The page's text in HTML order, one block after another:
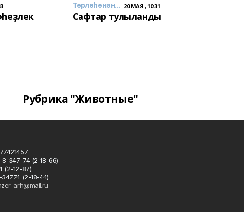
Төрлөһөнән... 20 МАЯ , 10:31
Сафтар тулыланды
Рубрика "Животные"
8-347-74 (2-18-66)
(2-12-87)
34774 (2-18-44)